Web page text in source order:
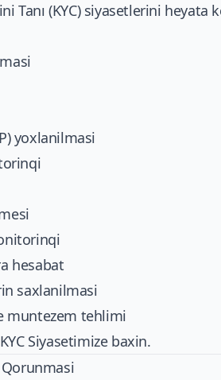
Tanı (KYC) siyasetlerini heyata
yoxlanilmasi
hesabat
saxlanilmasi
muntezem tehlimi
Siyasetimizebaxin.